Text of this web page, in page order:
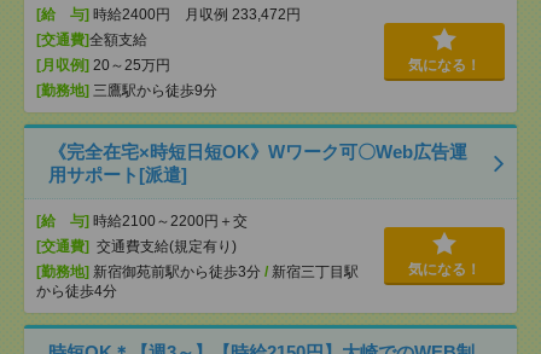
[給 与] 時給2400円 月収例 233,472円
[交通費]全額支給
[月収例] 20～25万円
[勤務地] 三鷹駅から徒歩9分
気になる！
《完全在宅×時短日短OK》Wワーク可〇Web広告運
用サポート[派遣]
[給 与] 時給2100～2200円＋交
[交通費] 交通費支給(規定有り)
[勤務地] 新宿御苑前駅から徒歩3分 / 新宿三丁目駅
から徒歩4分
気になる！